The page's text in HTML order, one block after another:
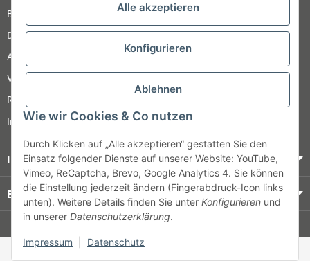
Alle akzeptieren
Konfigurieren
Ablehnen
Wie wir Cookies & Co nutzen
Durch Klicken auf „Alle akzeptieren“ gestatten Sie den
Einsatz folgender Dienste auf unserer Website: YouTube,
Vimeo, ReCaptcha, Brevo, Google Analytics 4. Sie können
die Einstellung jederzeit ändern (Fingerabdruck-Icon links
unten). Weitere Details finden Sie unter Konfigurieren und
in unserer Datenschutzerklärung.
Impressum Datenschutz
Barrierefreiheitserklärung
Datenschutz
AGB
Versandinformationen
Retour
Impressum
Informationen
Bezahlung & Versand
© HOZ MEDI WERK
* Alle Preise zzgl. gesetzlicher USt., zzgl.